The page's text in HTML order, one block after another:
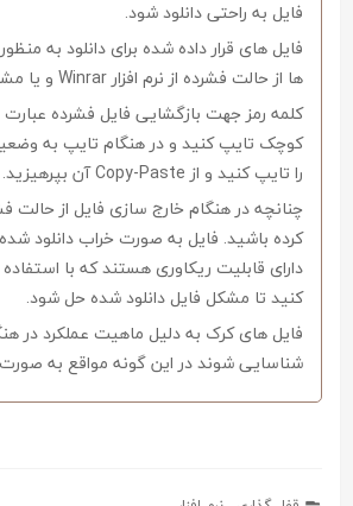
فایل به راحتی دانلود شود.
فایل های قرار داده شده برای دانلود به
ها از حالت فشرده از نرم افزار Winrar و یا مشابه آن استفاده کنید.
را تایپ کنید و از Copy-Paste آن بپرهیزید.
کرده باشید. فایل به صورت خراب دانلود
کنید تا مشکل فایل دانلود شده حل شود.
فایل های کرک به دلیل ماهیت عملکرد در
شناسایی شوند در این گونه مواقع به